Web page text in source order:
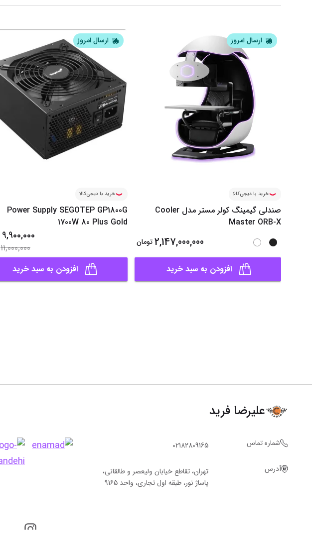
ارسال امروز
خرید با دیجی‌کالا
صندلی گیمینگ کولر مستر مدل Cooler
Master ORB-X
2,147,000,000 تومان
افزودن به سبد خرید
ارسال امروز
خرید با دیجی‌کالا
Power Supply SEGOTEP GP1800G
1700W 80 Plus Gold
9,900,000
11,000,000
افزودن به سبد خرید
علیرضا فرید
شماره تماس 02182809165
آدرس
تهران، تقاطع خیابان ولیعصر و طالقانی،
پاساژ نور، طبقه اول تجاری، واحد 9165